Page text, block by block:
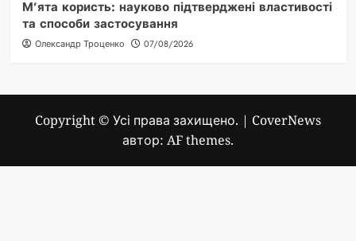
М’ята користь: науково підтверджені властивості
та способи застосування
Олександр Троценко 07/08/2026
Copyright © Усі права захищено. | CoverNews
автор: AF themes.